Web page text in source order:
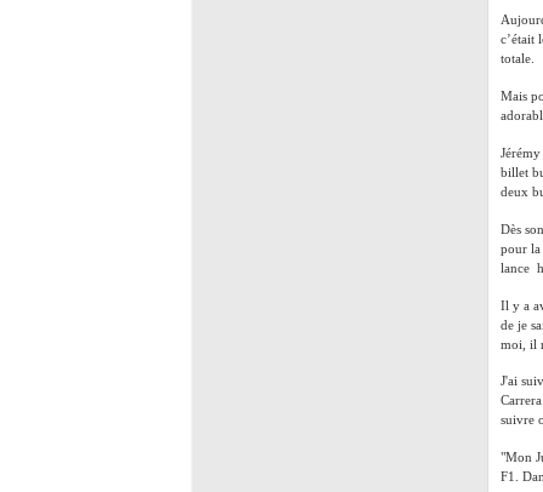
c’était
totale.
Mais
billet
deux
Dès
pour la
lance
Il y a
de je
moi, il
J'ai
suivre
"Mon
F1.